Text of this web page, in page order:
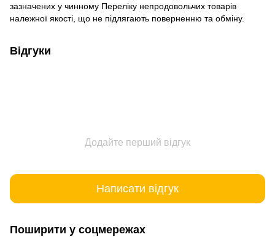
зазначених у чинному Переліку непродовольчих товарів
належної якості, що не підлягають поверненню та обміну.
Відгуки
Додайте перший відгук
Написати відгук
Поширити у соцмережах